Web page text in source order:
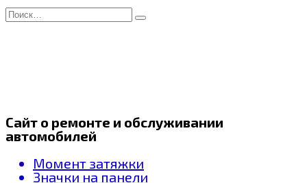
Перейти
к
Search
for:
Сайт о ремонте и обслуживании
автомобилей
Момент затяжки
Значки на панели